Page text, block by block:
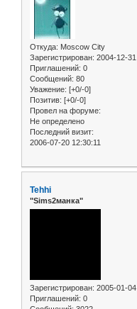
Откуда: Moscow City
Зарегистрирован: 2004-12-31
Приглашений: 0
Сообщений: 80
Уважение: [+0/-0]
Позитив: [+0/-0]
Провел на форуме:
Не определено
Последний визит:
2006-07-20 12:30:11
Tehhi
"Sims2манка"
Зарегистрирован: 2005-01-04
Приглашений: 0